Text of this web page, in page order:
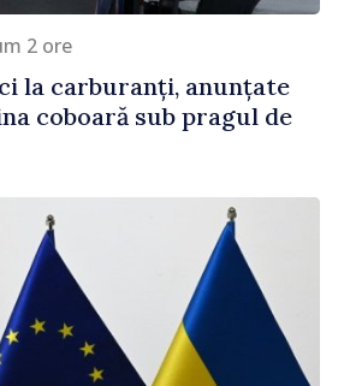
2 ore
la carburanți, anunțate
coboară sub pragul de